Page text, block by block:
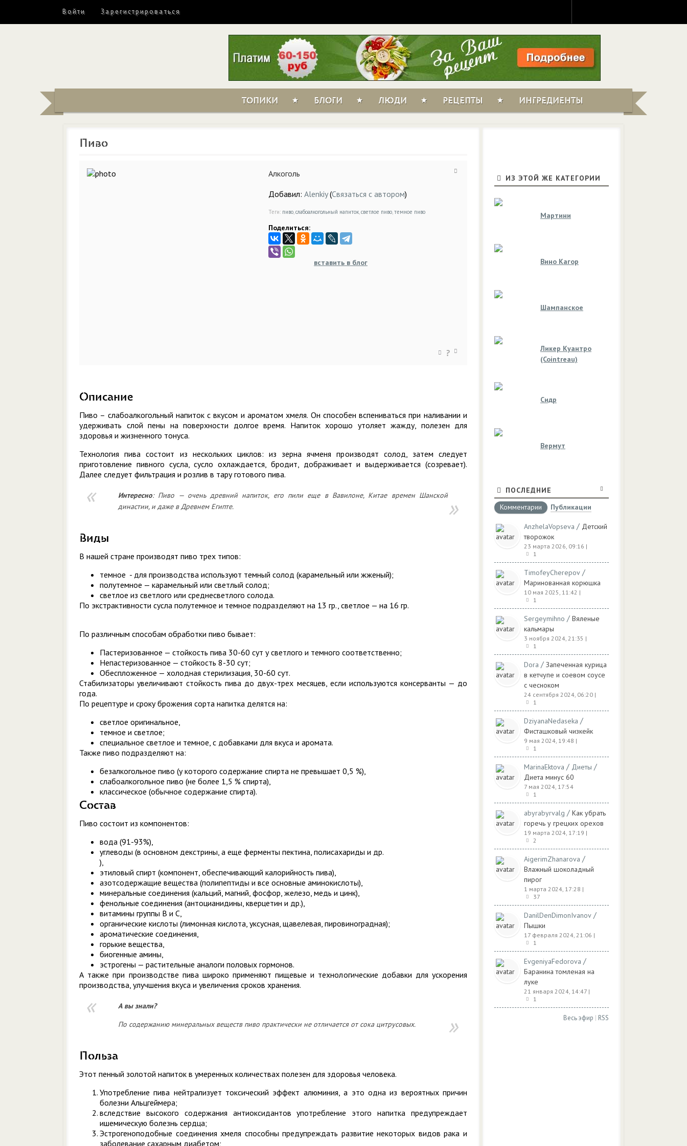
Войти Зарегистрироваться
ТОПИКИ БЛОГИ ЛЮДИ РЕЦЕПТЫ ИНГРЕДИЕНТЫ
Пиво
Алкоголь
?
Добавил: Alenkiy(Связаться с автором)
Теги: пиво,слабоалкогольный напиток,светлое пиво,темное пиво
Поделиться:
вставить в блог
Описание
Пиво – слабоалкогольный напиток с вкусом и ароматом хмеля. Он способен вспениваться при наливании и
удерживать слой пены на поверхности долгое время. Напиток хорошо утоляет жажду, полезен для
здоровья и жизненного тонуса.
Технология пива состоит из нескольких циклов: из зерна ячменя производят солод, затем следует
приготовление пивного сусла, сусло охлаждается, бродит, дображивает и выдерживается (созревает).
Далее следует фильтрация и розлив в тару готового пива.
Интересно: Пиво — очень древний напиток, его пили еще в Вавилоне, Китае времен Шанской
династии, и даже в Древнем Египте.
Виды
В нашей стране производят пиво трех типов:
темное - для производства используют темный солод (карамельный или жженый);
полутемное — карамельный или светлый солод;
светлое из светлого или среднесветлого солода.
По экстрактивности сусла полутемное и темное подразделяют на 13 гр., светлое — на 16 гр.
По различным способам обработки пиво бывает:
Пастеризованное — стойкость пива 30-60 сут у светлого и темного соответственно;
Непастеризованное — стойкость 8-30 сут;
Обеспложенное — холодная стерилизация, 30-60 сут.
Стабилизаторы увеличивают стойкость пива до двух-трех месяцев, если используются консерванты — до
года.
По рецептуре и сроку брожения сорта напитка делятся на:
светлое оригинальное,
темное и светлое;
специальное светлое и темное, с добавками для вкуса и аромата.
Также пиво подразделяют на:
безалкогольное пиво (у которого содержание спирта не превышает 0,5 %),
слабоалкогольное пиво (не более 1,5 % спирта),
классическое (обычное содержание спирта).
Состав
Пиво состоит из компонентов:
вода (91-93%),
углеводы (в основном декстрины, а еще ферменты пектина, полисахариды и др.
),
этиловый спирт (компонент, обеспечивающий калорийность пива),
азотсодержащие вещества (полипептиды и все основные аминокислоты),
минеральные соединения (кальций, магний, фосфор, железо, медь и цинк),
фенольные соединения (антоцианидины, кверцетин и др.),
витамины группы В и С,
органические кислоты (лимонная кислота, уксусная, щавелевая, пировиноградная);
ароматические соединения,
горькие вещества,
биогенные амины,
эстрогены — растительные аналоги половых гормонов.
А также при производстве пива широко применяют пищевые и технологические добавки для ускорения
производства, улучшения вкуса и увеличения сроков хранения.
А вы знали?
По содержанию минеральных веществ пиво практически не отличается от сока цитрусовых.
Польза
Этот пенный золотой напиток в умеренных количествах полезен для здоровья человека.
Употребление пива нейтрализует токсический эффект алюминия, а это одна из вероятных причин
болезни Альцгеймера;
вследствие высокого содержания антиоксидантов употребление этого напитка предупреждает
ишемическую болезнь сердца;
Эстрогеноподобные соединения хмеля способны предупреждать развитие некоторых видов рака и
заболевание сахарным диабетом;
ИЗ ЭТОЙ ЖЕ КАТЕГОРИИ
Мартини
Вино Кагор
Шампанское
Ликер Куантро
(Cointreau)
Сидр
Вермут
ПОСЛЕДНИЕ
Комментарии
Публикации
AnzhelaVopseva / Детский
творожок
23 марта 2026, 09:16 |
1
TimofeyCherepov /
Маринованная корюшка
10 мая 2025, 11:42 |
1
Sergeymihno / Вяленые
кальмары
3 ноября 2024, 21:35 |
1
Dora / Запеченная курица
в кетчупе и соевом соусе
с чесноком
24 сентября 2024, 06:20 |
1
DziyanaNedaseka /
Фисташковый чизкейк
9 мая 2024, 19:48 |
1
MarinaEktova / Диеты /
Диета минус 60
7 мая 2024, 17:54
1
abyrabyrvalg / Как убрать
горечь у грецких орехов
19 марта 2024, 17:19 |
2
AigerimZhanarova /
Влажный шоколадный
пирог
1 марта 2024, 17:28 |
37
DanilDenDimonIvanov /
Пышки
17 февраля 2024, 21:06 |
1
EvgeniyaFedorova /
Баранина томленая на
луке
21 января 2024, 14:47 |
1
Весь эфир | RSS